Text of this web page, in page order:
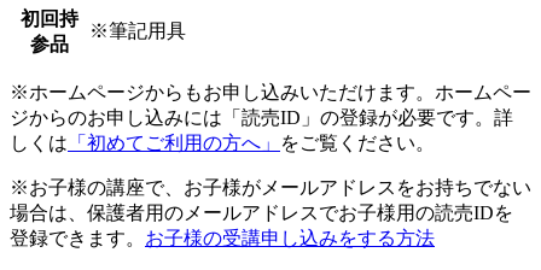
初回持
参品
※筆記用具
※ホームページからもお申し込みいただけます。ホームペー
ジからのお申し込みには「読売ID」の登録が必要です。詳
しくは 「初めてご利用の方へ」 をご覧ください。
※お子様の講座で、お子様がメールアドレスをお持ちでない
場合は、保護者用のメールアドレスでお子様用の読売IDを
登録できます。 お子様の受講申し込みをする方法